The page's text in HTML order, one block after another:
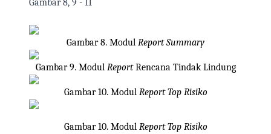
Gambar 8, 9 - 11
Gambar 8. Modul Report Summary
Gambar 9. Modul ReportRencana Tindak Lindung
Gambar 10. Modul Report Top Risiko
Gambar 10. Modul Report Top Risiko